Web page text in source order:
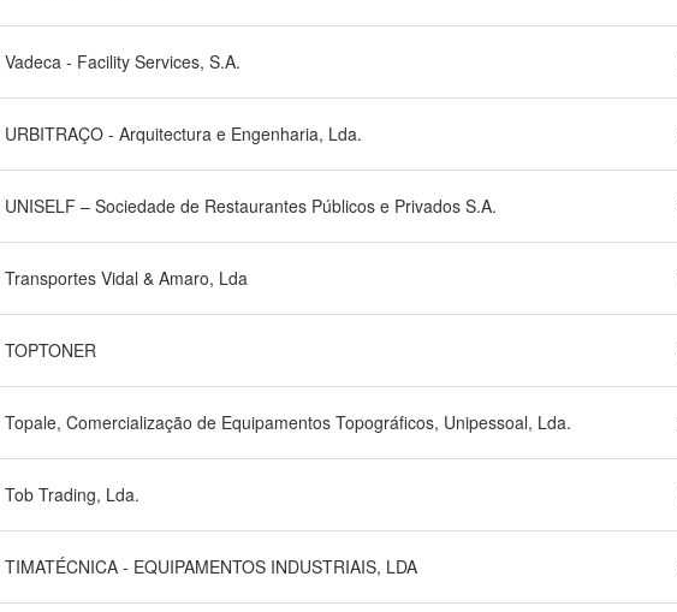
Vadeca - Facility Services, S.A.
URBITRAÇO - Arquitectura e Engenharia, Lda.
UNISELF – Sociedade de Restaurantes Públicos e Privados S.A.
Transportes Vidal & Amaro, Lda
TOPTONER
Topale, Comercialização de Equipamentos Topográficos, Unipessoal, Lda.
Tob Trading, Lda.
TIMATÉCNICA - EQUIPAMENTOS INDUSTRIAIS, LDA